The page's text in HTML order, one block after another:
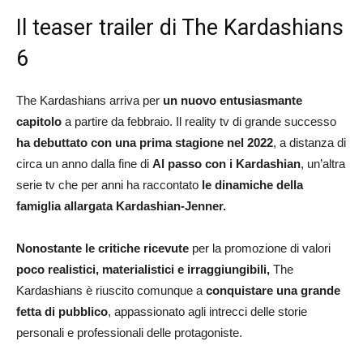
Il teaser trailer di The Kardashians
6
The Kardashians arriva per un nuovo entusiasmante
capitolo a partire da febbraio. Il reality tv di grande successo
ha debuttato con una prima stagione nel 2022, a distanza di
circa un anno dalla fine di Al passo con i Kardashian, un’altra
serie tv che per anni ha raccontato le dinamiche della
famiglia allargata Kardashian-Jenner.
Nonostante le critiche ricevute per la promozione di valori
poco realistici, materialistici e irraggiungibili, The
Kardashians è riuscito comunque a conquistare una grande
fetta di pubblico, appassionato agli intrecci delle storie
personali e professionali delle protagoniste.